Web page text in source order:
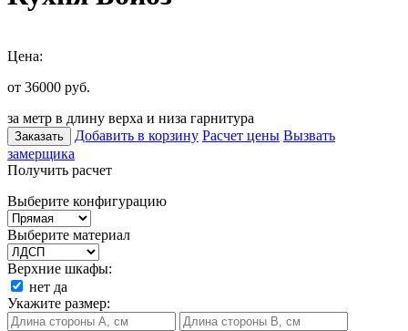
Цена:
от 36000 руб.
за метр в длину верха и низа гарнитура
Заказать Добавить в корзину Расчет цены Вызвать
замерщика
Получить расчет
Выберите конфигурацию
Выберите материал
Верхние шкафы:
нет да
Укажите размер: